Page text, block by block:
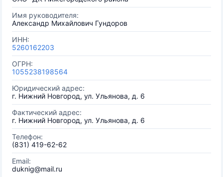
Имя руководителя:
Александр Михайлович Гундоров
ИНН:
5260162203
ОГРН:
1055238198564
Юридический адрес:
г. Нижний Новгород, ул. Ульянова, д. 6
Фактический адрес:
г. Нижний Новгород, ул. Ульянова, д. 6
Телефон:
(831) 419-62-62
Email:
duknig@mail.ru